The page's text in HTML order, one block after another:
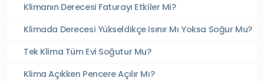
Klimanın Derecesi Faturayı Etkiler Mi?
Klimada Derecesi Yükseldikçe Isınır Mı Yoksa Soğur Mu?
Tek Klima Tüm Evi Soğutur Mu?
Klima Açıkken Pencere Açılır Mı?